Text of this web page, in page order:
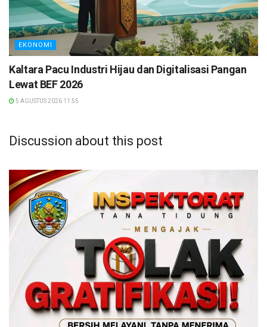
EKONOMI
Kaltara Pacu Industri Hijau dan Digitalisasi Pangan
Lewat BEF 2026
5 AGUSTUS 2026 11:55
Discussion about this post